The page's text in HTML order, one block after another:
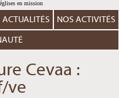
ACTUALITÉS NOS ACTIVITÉS
Cevaa :
ve